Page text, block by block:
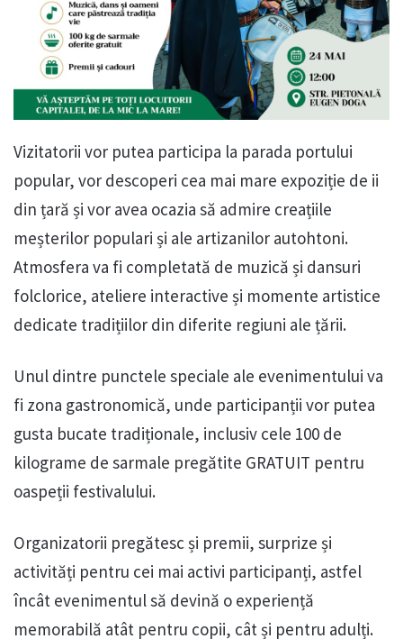
Vizitatorii vor putea participa la parada portului
popular, vor descoperi cea mai mare expoziție de ii
din țară și vor avea ocazia să admire creațiile
meșterilor populari și ale artizanilor autohtoni.
Atmosfera va fi completată de muzică și dansuri
folclorice, ateliere interactive și momente artistice
dedicate tradițiilor din diferite regiuni ale țării.
Unul dintre punctele speciale ale evenimentului va
fi zona gastronomică, unde participanții vor putea
gusta bucate tradiționale, inclusiv cele 100 de
kilograme de sarmale pregătite GRATUIT pentru
oaspeții festivalului.
Organizatorii pregătesc și premii, surprize și
activități pentru cei mai activi participanți, astfel
încât evenimentul să devină o experiență
memorabilă atât pentru copii, cât și pentru adulți.